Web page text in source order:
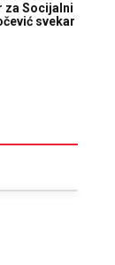
za Socijalni
svekar